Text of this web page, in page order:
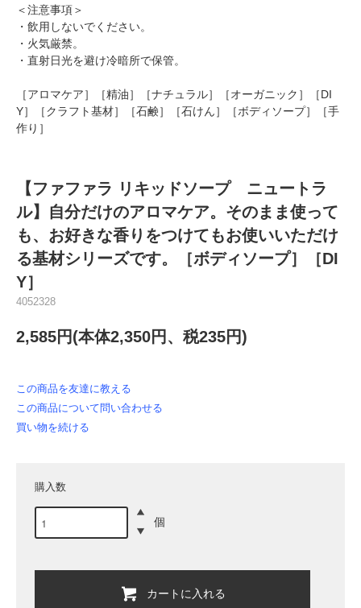
＜注意事項＞
・飲用しないでください。
・火気厳禁。
・直射日光を避け冷暗所で保管。
［アロマケア］［精油］［ナチュラル］［オーガニック］［DI
Y］［クラフト基材］［石鹸］［石けん］［ボディソープ］［手
作り］
【ファファラ リキッドソープ ニュートラ
ル】自分だけのアロマケア。そのまま使って
も、お好きな香りをつけてもお使いいただけ
る基材シリーズです。［ボディソープ］［DI
Y］
4052328
2,585円(本体2,350円、税235円)
この商品を友達に教える
この商品について問い合わせる
買い物を続ける
購入数
個
カートに入れる